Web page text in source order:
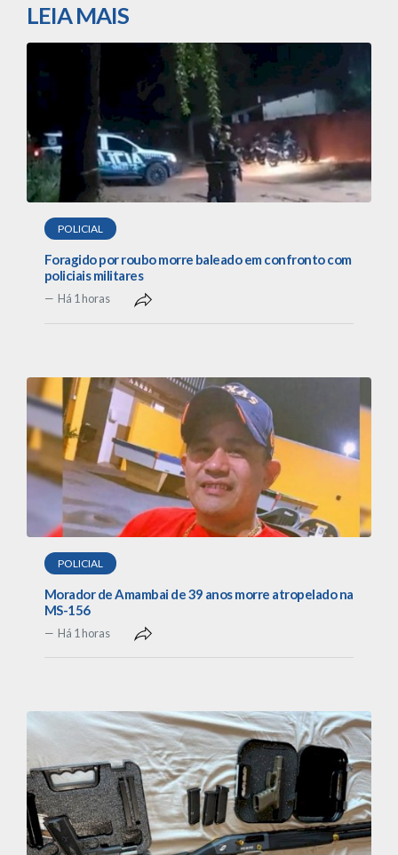
LEIA MAIS
POLICIAL
Foragido por roubo morre baleado em confronto com
policiais militares
Há 1 horas
POLICIAL
Morador de Amambai de 39 anos morre atropelado na
MS-156
Há 1 horas